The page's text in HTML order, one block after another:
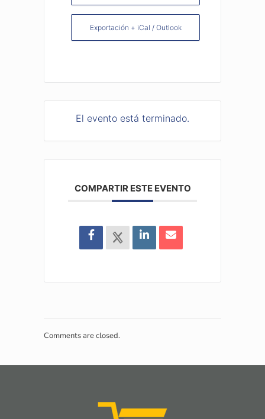
Exportación + iCal / Outlook
El evento está terminado.
COMPARTIR ESTE EVENTO
Comments are closed.